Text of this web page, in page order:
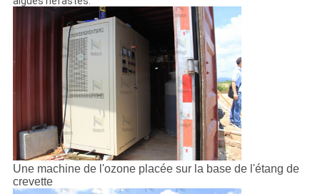
Une machine de l'ozone placée sur la base de l'étang de
crevette